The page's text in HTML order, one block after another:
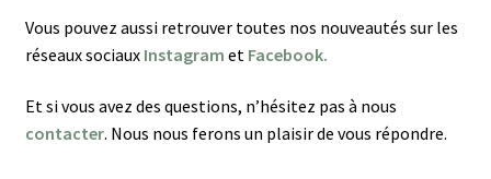
Vous pouvez aussi retrouver toutes nos nouveautés sur les
réseaux sociaux Instagram et Facebook.
Et si vous avez des questions, n’hésitez pas à nous
contacter. Nous nous ferons un plaisir de vous répondre.